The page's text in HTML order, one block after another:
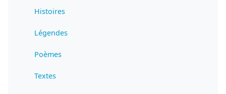
Histoires
Légendes
Poèmes
Textes